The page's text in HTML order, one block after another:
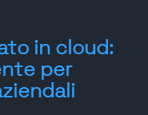
in cloud:
per